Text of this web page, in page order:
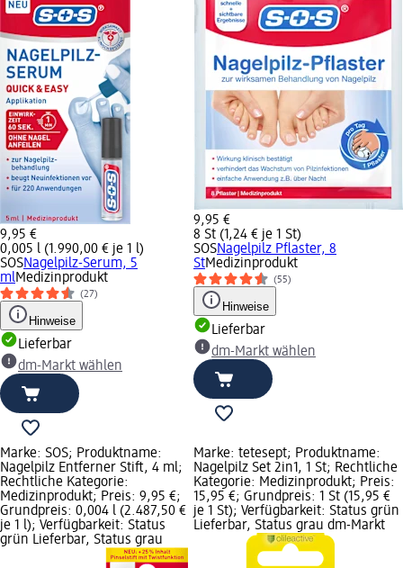
9,95 €
0,005 l (1.990,00 € je 1 l)
SOSNagelpilz-Serum, 5
mlMedizinprodukt
(27)
Hinweise
Lieferbar
dm-Markt wählen
9,95 €
8 St (1,24 € je 1 St)
SOSNagelpilz Pflaster, 8
StMedizinprodukt
(55)
Hinweise
Lieferbar
dm-Markt wählen
Marke: SOS; Produktname:
Nagelpilz Entferner Stift, 4 ml;
Rechtliche Kategorie:
Medizinprodukt; Preis: 9,95 €;
Grundpreis: 0,004 l (2.487,50 €
je 1 l); Verfügbarkeit: Status
grün Lieferbar, Status grau
Marke: tetesept; Produktname:
Nagelpilz Set 2in1, 1 St; Rechtliche
Kategorie: Medizinprodukt; Preis:
15,95 €; Grundpreis: 1 St (15,95 €
je 1 St); Verfügbarkeit: Status grün
Lieferbar, Status grau dm-Markt